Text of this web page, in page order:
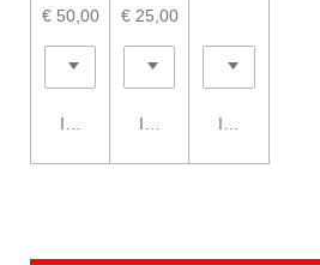
€ 50,00
In winkelwagen
€ 25,00
In winkelwagen
In